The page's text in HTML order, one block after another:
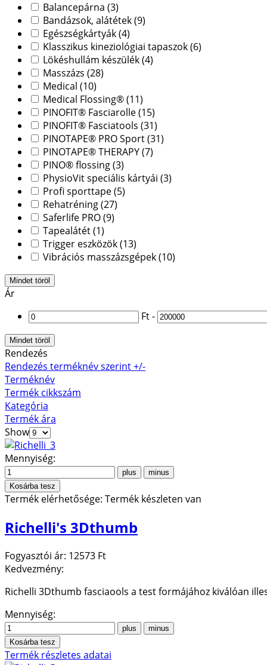
Balancepárna (3)
Bandázsok, alátétek(9)
Egészségkártyák(4)
Klasszikus kineziológiai tapaszok(6)
Lökéshullám készülék(4)
Masszázs (28)
Medical (10)
Medical Flossing®(11)
PINOFIT® Fasciarolle(15)
PINOFIT® Fasciatools (31)
PINOTAPE® PRO Sport(31)
PINOTAPE® THERAPY(7)
PINO® flossing(3)
PhysioVit speciális kártyái (3)
Profi sporttape(5)
Rehatréning(27)
Saferlife PRO(9)
Tapealátét(1)
Trigger eszközök(13)
Vibrációs masszázsgépek(10)
Mindet töröl
Ár
Ft-
Mindet töröl
Rendezés
Rendezés terméknév szerint +/-
Terméknév
Termék cikkszám
Kategória
Termék ára
Show
Mennyiség:
Termék elérhetősége: Termék készleten van
Richelli's 3Dthumb
Fogyasztói ár: 12573 Ft
Kedvezmény:
Richelli 3Dthumb fasciaools a test formájához kiválóan
Mennyiség:
Termék részletes adatai